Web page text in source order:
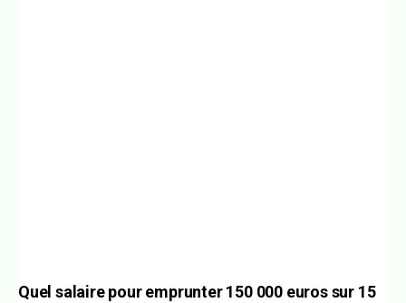
Quel salaire pour emprunter 150 000 euros sur 15